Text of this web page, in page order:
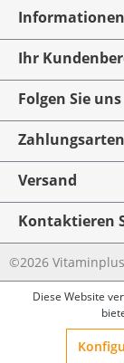
Informationen
Ihr
Folgen Sie uns
Zahlungsarten
Versand
Kontaktieren
©2026
Diese Website